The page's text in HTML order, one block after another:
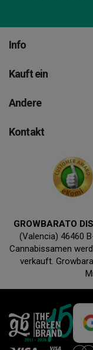
Info
Kauft ein
Andere
Kontakt
GROWBARATO
(Valencia) 46460
Cannabissamen
verkauft.